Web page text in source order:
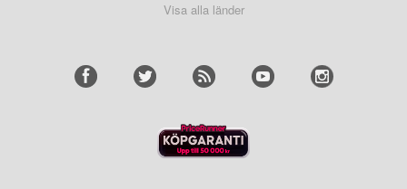
Visa alla länder